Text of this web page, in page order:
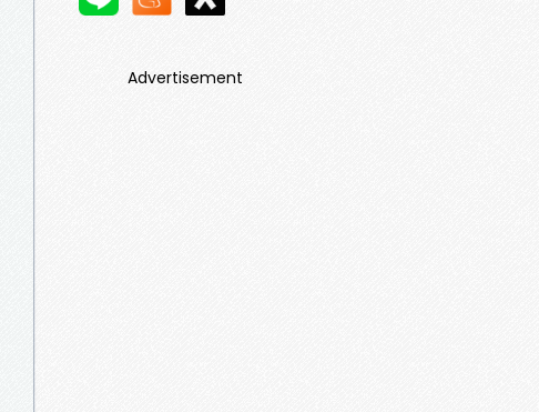
Advertisement